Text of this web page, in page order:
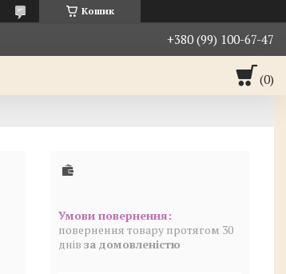
Кошик
+380 (99) 100-67-47
повернення товару протягом 30
днів за домовленістю